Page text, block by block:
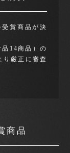
賞商品が決
14商品）の
り厳正に審査
商品